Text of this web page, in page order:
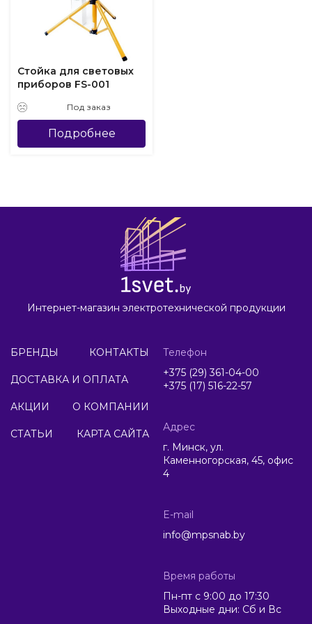
Стойка для световых
приборов FS-001
Под заказ
Подробнее
Интернет-магазин электротехнической продукции
БРЕНДЫ КОНТАКТЫ
ДОСТАВКА И ОПЛАТА
АКЦИИ О КОМПАНИИ
СТАТЬИ КАРТА САЙТА
Телефон
+375 (29) 361-04-00
+375 (17) 516-22-57
Адрес
г. Минск, ул.
Каменногорская, 45, офис
4
E-mail
info@mpsnab.by
Время работы
Пн-пт с 9:00 до 17:30
Выходные дни: Сб и Вс